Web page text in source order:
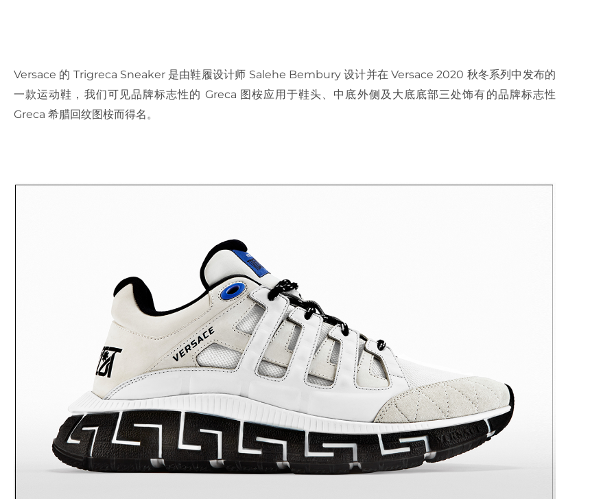
Versace 的 Trigreca Sneaker 是由鞋履设计师 Salehe Bembury 设计并在 Versace 2020 秋冬系列中发布的
一款运动鞋，我们可见品牌标志性的 Greca 图桉应用于鞋头、中底外侧及大底底部三处饰有的品牌标志性
Greca 希腊回纹图桉而得名。